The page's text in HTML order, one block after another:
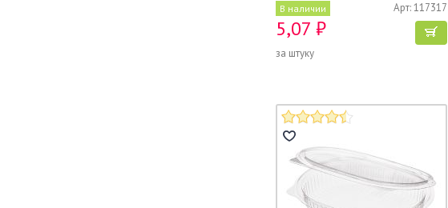
В наличии Арт: 117317
5,07 ₽
за штуку